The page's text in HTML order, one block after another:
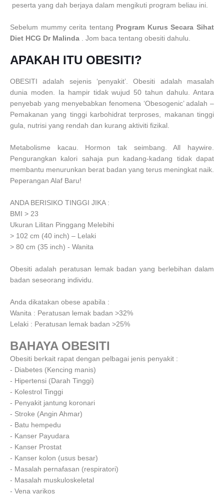
peserta yang dah berjaya dalam mengikuti program beliau ini.
Sebelum mummy cerita tentang Program Kurus Secara Sihat
Diet HCG Dr Malinda
. Jom baca tentang obesiti dahulu.
APAKAH ITU OBESITI?
OBESITI adalah sejenis ‘penyakit’. Obesiti adalah masalah
dunia moden. Ia hampir tidak wujud 50 tahun dahulu. Antara
penyebab yang menyebabkan fenomena ‘Obesogenic’ adalah –
Pemakanan yang tinggi karbohidrat terproses, makanan tinggi
gula, nutrisi yang rendah dan kurang aktiviti fizikal.
Metabolisme kacau. Hormon tak seimbang. All haywire.
Pengurangkan kalori sahaja pun kadang-kadang tidak dapat
membantu menurunkan berat badan yang terus meningkat naik.
Peperangan Alaf Baru!
ANDA BERISIKO TINGGI JIKA :
BMI > 23
Ukuran Lilitan Pinggang Melebihi
> 102 cm (40 inch) – Lelaki
> 80 cm (35 inch) - Wanita
Obesiti adalah peratusan lemak badan yang berlebihan dalam
badan seseorang individu.
Anda dikatakan obese apabila :
Wanita : Peratusan lemak badan >32%
Lelaki : Peratusan lemak badan >25%
BAHAYA OBESITI
Obesiti berkait rapat dengan pelbagai jenis penyakit :
- Diabetes (Kencing manis)
- Hipertensi (Darah Tinggi)
- Kolestrol Tinggi
- Penyakit jantung koronari
- Stroke (Angin Ahmar)
- Batu hempedu
- Kanser Payudara
- Kanser Prostat
- Kanser kolon (usus besar)
- Masalah pernafasan (respiratori)
- Masalah muskuloskeletal
- Vena varikos